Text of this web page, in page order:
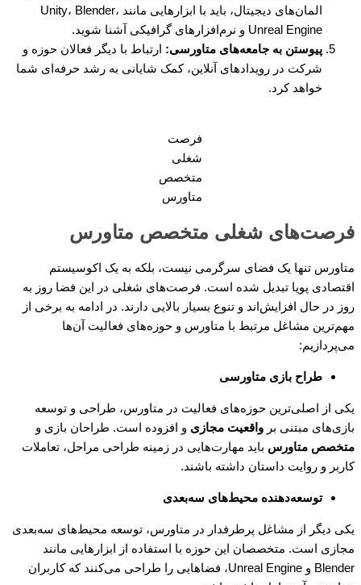
المان‌های دیجیتال، باید با ابزارهایی مانند Unity، Blender،
Unreal Engine و نرم‌افزارهای گرافیکی آشنا شوید.
پیوستن به جامعه‌های متاورسی: ارتباط با دیگر فعالان حوزه و
شرکت در رویدادهای آنلاین، کمک شایانی به رشد حرفه‌ای شما
خواهد کرد.
فرصت
شغلی
متخصص
متاورس
فرصت‌های شغلی متخصص متاورس
متاورس تنها یک فضای سرگرمی نیست، بلکه به یک اکوسیستم
اقتصادی پویا تبدیل شده است. فرصت‌های شغلی در این فضا روز به
روز در حال افزایش‌اند و تنوع بسیار بالایی دارند. در ادامه به برخی از
مهم‌ترین مشاغل مرتبط با متاورس و حوزه‌های فعالیت آن‌ها
می‌پردازیم:
طراح بازی متاورسی
یکی از اصلی‌ترین حوزه‌های فعالیت در متاورس، طراحی و توسعه
بازی‌های مبتنی بر واقعیت مجازی و افزوده است. طراحان بازی و
متخصص متاورس باید مهارت‌هایی در زمینه طراحی مراحل، تعاملات
کاربر و روایت داستان داشته باشند.
توسعه‌دهنده محیط‌های سه‌بعدی
یکی دیگر از مشاغل پرطرفدار در متاورس، توسعه محیط‌های سه‌بعدی
مجازی است. متخصصان این حوزه با استفاده از ابزارهایی مانند
Blender و Unreal Engine، فضاهایی را طراحی می‌کنند که کاربران